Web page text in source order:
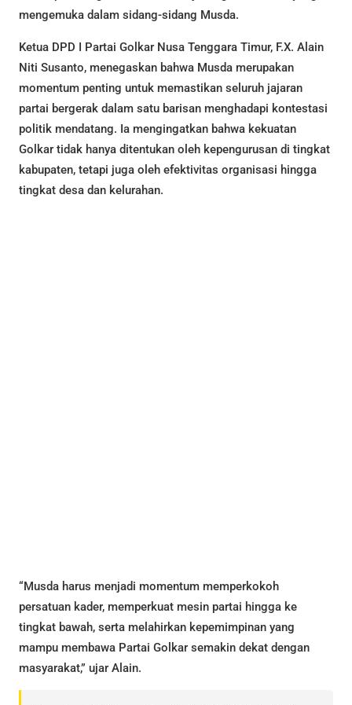
mengemuka dalam sidang-sidang Musda.
Ketua DPD I Partai Golkar Nusa Tenggara Timur, F.X. Alain
Niti Susanto, menegaskan bahwa Musda merupakan
momentum penting untuk memastikan seluruh jajaran
partai bergerak dalam satu barisan menghadapi kontestasi
politik mendatang. Ia mengingatkan bahwa kekuatan
Golkar tidak hanya ditentukan oleh kepengurusan di tingkat
kabupaten, tetapi juga oleh efektivitas organisasi hingga
tingkat desa dan kelurahan.
“Musda harus menjadi momentum memperkokoh
persatuan kader, memperkuat mesin partai hingga ke
tingkat bawah, serta melahirkan kepemimpinan yang
mampu membawa Partai Golkar semakin dekat dengan
masyarakat,” ujar Alain.